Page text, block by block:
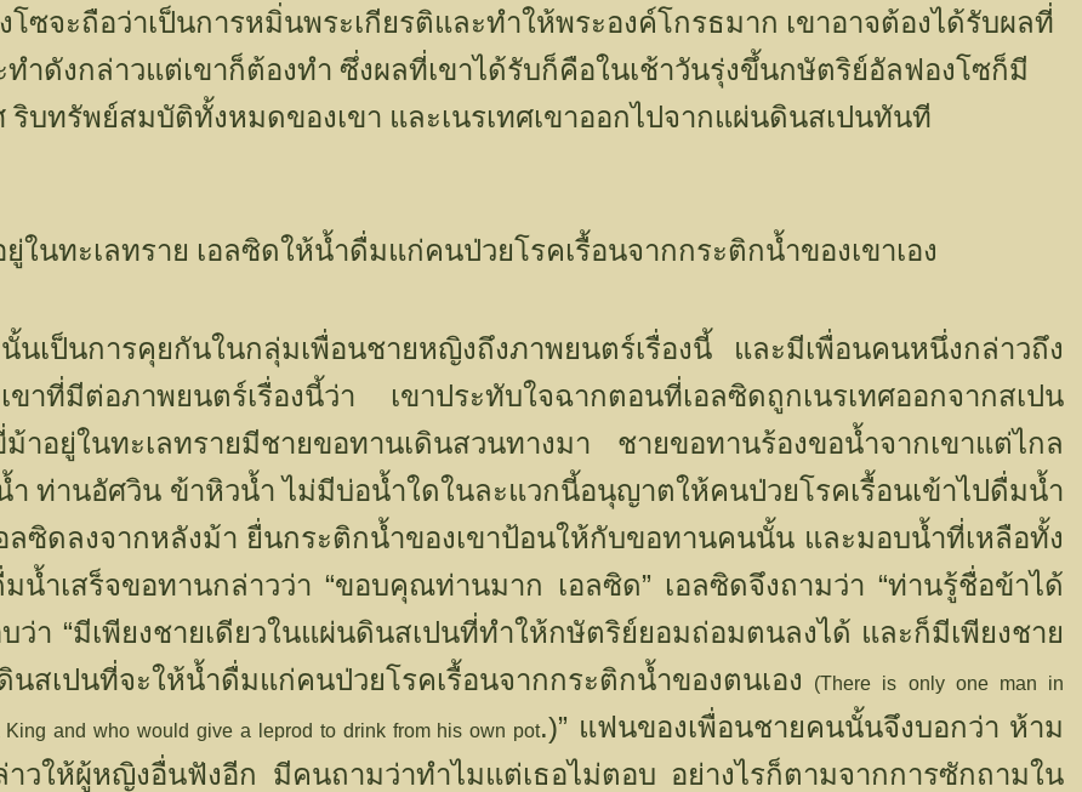
ซจะถือว่าเป็นการหมิ่นพระเกียรติและทำให้พระองค์โกรธมาก เขาอาจต้องได้รับผลที่
ทำดังกล่าวแต่เขาก็ต้องทำ ซึ่งผลที่เขาได้รับก็คือในเช้าวันรุ่งขึ้นกษัตริย์อัลฟองโซก็มี
ริบทรัพย์สมบัติทั้งหมดของเขา และเนรเทศเขาออกไปจากแผ่นดินสเปนทันที
ในทะเลทราย เอลซิดให้น้ำดื่มแก่คนป่วยโรคเรื้อนจากกระติกน้ำของเขาเอง
นเป็นการคุยกันในกลุ่มเพื่อนชายหญิงถึงภาพยนตร์เรื่องนี้ และมีเพื่อนคนหนึ่งกล่าวถึง
ขาที่มีต่อภาพยนตร์เรื่องนี้ว่า เขาประทับใจฉากตอนที่เอลซิดถูกเนรเทศออกจากสเปน
าอยู่ในทะเลทรายมีชายขอทานเดินสวนทางมา ชายขอทานร้องขอน้ำจากเขาแต่ไกล
ำ ท่านอัศวิน ข้าหิวน้ำ ไม่มีบ่อน้ำใดในละแวกนี้อนุญาตให้คนป่วยโรคเรื้อนเข้าไปดื่มน้ำ
ลซิดลงจากหลังม้า ยื่นกระติกน้ำของเขาป้อนให้กับขอทานคนนั้น และมอบน้ำที่เหลือทั้ง
น้ำเสร็จขอทานกล่าวว่า “ขอบคุณท่านมาก เอลซิด” เอลซิดจึงถามว่า “ท่านรู้ชื่อข้าได้
ว่า “มีเพียงชายเดียวในแผ่นดินสเปนที่ทำให้กษัตริย์ยอมถ่อมตนลงได้ และก็มีเพียงชาย
นสเปนที่จะให้น้ำดื่มแก่คนป่วยโรคเรื้อนจากกระติกน้ำของตนเอง
(There is only one man in
and who would give a leprod to drink from his own pot.)” แฟนของเพื่อนชายคนนั้นจึงบอกว่า ห้าม
ล่าวให้ผู้หญิงอื่นฟังอีก มีคนถามว่าทำไมแต่เธอไม่ตอบ อย่างไรก็ตามจากการซักถามใน